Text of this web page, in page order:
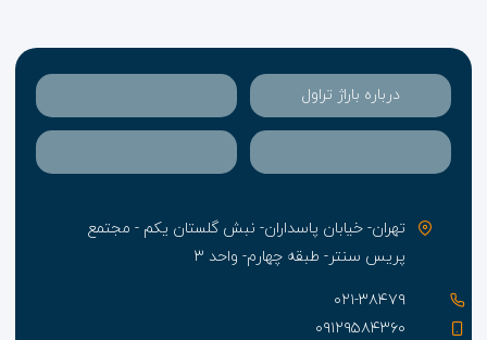
درباره باراژ تراول
تهران- خیابان پاسداران- نبش گلستان یکم - مجتمع
پریس سنتر- طبقه چهارم- واحد ۳
۰۲۱-۳۸۴۷۹
۰۹۱۲۹۵۸۴۳۶۰